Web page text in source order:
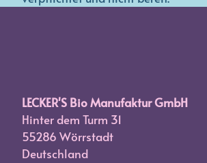
LECKER'S Bio Manufaktur GmbH
Hinter dem Turm 31
55286 Wörrstadt
Deutschland